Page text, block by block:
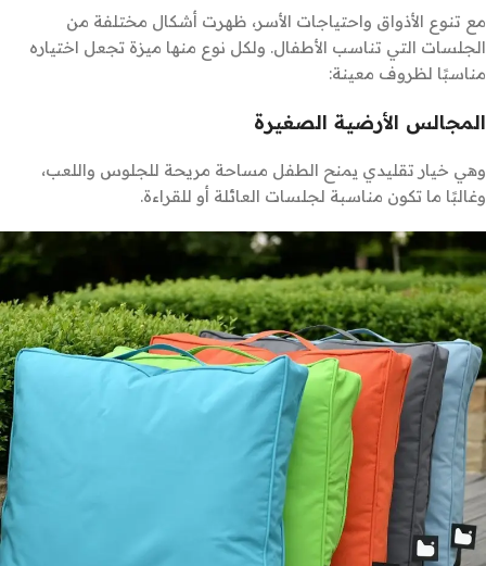
مع تنوع الأذواق واحتياجات الأسر، ظهرت أشكال مختلفة من
الجلسات التي تناسب الأطفال. ولكل نوع منها ميزة تجعل اختياره
مناسبًا لظروف معينة:
المجالس الأرضية الصغيرة
وهي خيار تقليدي يمنح الطفل مساحة مريحة للجلوس واللعب،
وغالبًا ما تكون مناسبة لجلسات العائلة أو للقراءة.